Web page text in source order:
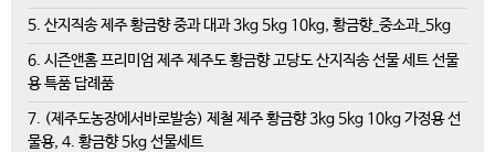
5. 산지직송 제주 황금향 중과 대과 3kg 5kg 10kg, 황금향_중소과_5kg
6. 시즌앤홈 프리미엄 제주 제주도 황금향 고당도 산지직송 선물 세트 선물
용 특품 답례품
7. (제주도농장에서바로발송) 제철 제주 황금향 3kg 5kg 10kg 가정용 선
물용, 4. 황금향 5kg 선물세트